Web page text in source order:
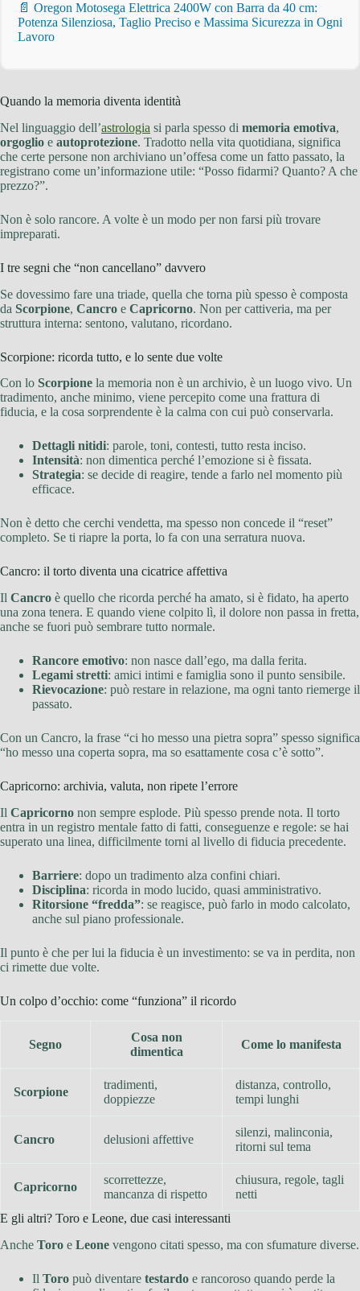
📄 Oregon Motosega Elettrica 2400W con Barra da 40 cm:
Potenza Silenziosa, Taglio Preciso e Massima Sicurezza in Ogni
Lavoro
Quando la memoria diventa identità
Nel linguaggio dell’astrologia si parla spesso di memoria emotiva,
orgoglio e autoprotezione. Tradotto nella vita quotidiana, significa
che certe persone non archiviano un’offesa come un fatto passato, la
registrano come un’informazione utile: “Posso fidarmi? Quanto? A che
prezzo?”.
Non è solo rancore. A volte è un modo per non farsi più trovare
impreparati.
I tre segni che “non cancellano” davvero
Se dovessimo fare una triade, quella che torna più spesso è composta
da Scorpione, Cancro e Capricorno. Non per cattiveria, ma per
struttura interna: sentono, valutano, ricordano.
Scorpione: ricorda tutto, e lo sente due volte
Con lo Scorpione la memoria non è un archivio, è un luogo vivo. Un
tradimento, anche minimo, viene percepito come una frattura di
fiducia, e la cosa sorprendente è la calma con cui può conservarla.
Dettagli nitidi: parole, toni, contesti, tutto resta inciso.
Intensità: non dimentica perché l’emozione si è fissata.
Strategia: se decide di reagire, tende a farlo nel momento più
efficace.
Non è detto che cerchi vendetta, ma spesso non concede il “reset”
completo. Se ti riapre la porta, lo fa con una serratura nuova.
Cancro: il torto diventa una cicatrice affettiva
Il Cancro è quello che ricorda perché ha amato, si è fidato, ha aperto
una zona tenera. E quando viene colpito lì, il dolore non passa in fretta,
anche se fuori può sembrare tutto normale.
Rancore emotivo: non nasce dall’ego, ma dalla ferita.
Legami stretti: amici intimi e famiglia sono il punto sensibile.
Rievocazione: può restare in relazione, ma ogni tanto riemerge il
passato.
Con un Cancro, la frase “ci ho messo una pietra sopra” spesso significa
“ho messo una coperta sopra, ma so esattamente cosa c’è sotto”.
Capricorno: archivia, valuta, non ripete l’errore
Il Capricorno non sempre esplode. Più spesso prende nota. Il torto
entra in un registro mentale fatto di fatti, conseguenze e regole: se hai
superato una linea, difficilmente torni al livello di fiducia precedente.
Barriere: dopo un tradimento alza confini chiari.
Disciplina: ricorda in modo lucido, quasi amministrativo.
Ritorsione “fredda”: se reagisce, può farlo in modo calcolato,
anche sul piano professionale.
Il punto è che per lui la fiducia è un investimento: se va in perdita, non
ci rimette due volte.
Un colpo d’occhio: come “funziona” il ricordo
Segno
Cosa non
dimentica
Come lo manifesta
Scorpione
tradimenti,
doppiezze
distanza, controllo,
tempi lunghi
Cancro delusioni affettive
silenzi, malinconia,
ritorni sul tema
Capricorno
scorrettezze,
mancanza di rispetto
chiusura, regole, tagli
netti
E gli altri? Toro e Leone, due casi interessanti
Anche Toro e Leone vengono citati spesso, ma con sfumature diverse.
Il Toro può diventare testardo e rancoroso quando perde la